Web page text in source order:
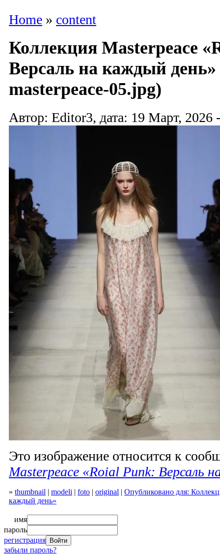
Home » content
Коллекция Masterpeace
Версаль на каждый день»
masterpeace-05.jpg)
Автор: Editor3, дата: 19 Март, 2026
Это изображение относится к
Masterpeace «Roial Punk: Версаль
» thumbnail | modeli | foto | original | Опубликовано для:
каждый день»
имя
пароль
регистрация
забыли пароль?